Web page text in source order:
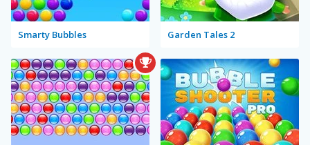
Smarty Bubbles Garden Tales 2